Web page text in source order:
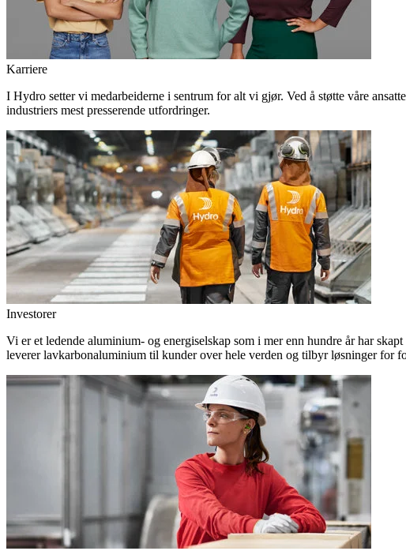
Karriere
I Hydro setter vi medarbeiderne i sentrum for alt vi gjør. Ved å støtte våre
industriers mest presserende utfordringer.
Investorer
Vi er et ledende aluminium- og energiselskap som i mer enn hundre år har
leverer lavkarbonaluminium til kunder over hele verden og tilbyr løsninger for